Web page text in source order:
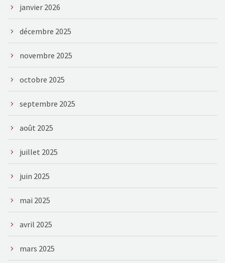
janvier 2026
décembre 2025
novembre 2025
octobre 2025
septembre 2025
août 2025
juillet 2025
juin 2025
mai 2025
avril 2025
mars 2025